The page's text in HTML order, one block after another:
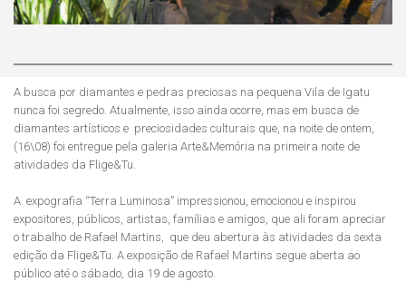
A busca por diamantes e pedras preciosas na pequena Vila de Igatu
nunca foi segredo. Atualmente, isso ainda ocorre, mas em busca de
diamantes artísticos e preciosidades culturais que, na noite de ontem,
(16\08) foi entregue pela galeria Arte&Memória na primeira noite de
atividades da Flige&Tu.
A expografia “Terra Luminosa” impressionou, emocionou e inspirou
expositores, públicos, artistas, famílias e amigos, que ali foram apreciar
o trabalho de Rafael Martins, que deu abertura às atividades da sexta
edição da Flige&Tu. A exposição de Rafael Martins segue aberta ao
público até o sábado, dia 19 de agosto.